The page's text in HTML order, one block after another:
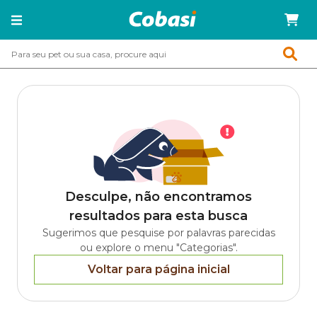
Desculpe, não encontramos
resultados para esta busca
Sugerimos que pesquise por palavras parecidas
ou explore o menu "Categorias".
Voltar para página inicial